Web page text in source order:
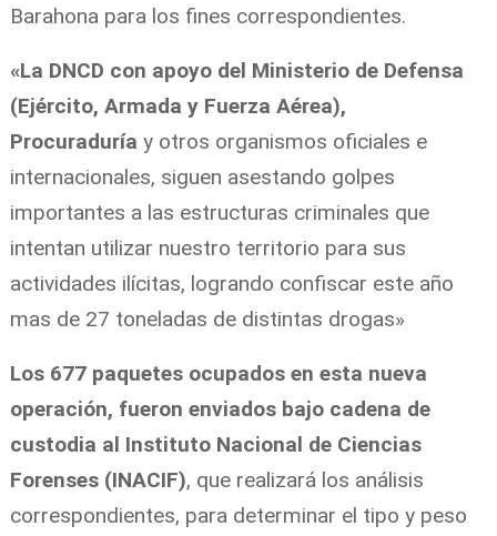
Barahona para los fines correspondientes.
«La DNCD con apoyo del Ministerio de Defensa
(Ejército, Armada y Fuerza Aérea),
Procuraduría y otros organismos oficiales e
internacionales, siguen asestando golpes
importantes a las estructuras criminales que
intentan utilizar nuestro territorio para sus
actividades ilícitas, logrando confiscar este año
mas de 27 toneladas de distintas drogas»
Los 677 paquetes ocupados en esta nueva
operación, fueron enviados bajo cadena de
custodia al Instituto Nacional de Ciencias
Forenses (INACIF), que realizará los análisis
correspondientes, para determinar el tipo y peso